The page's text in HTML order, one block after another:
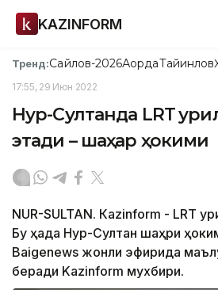
KAZINFORM
Тренд:Сайлов-2026АқордаТайинлов
17:55, 29 Июн 2022
Нур-Султанда LRТ
этади – шаҳар ҳокими
NUR-SULTAN. Кazinform - LRТ
Бу ҳақда Нур-Султан шаҳри
Baigenews жонли эфирида
беради Kazinform мухбири.